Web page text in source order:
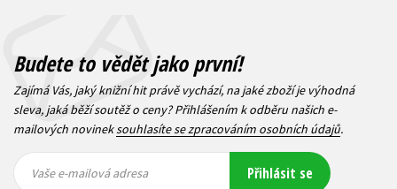
Budete to vědět jako první!
Zajímá Vás, jaký knižní hit právě vychází, na jaké zboží je výhodná
sleva, jaká běží soutěž o ceny? Přihlášením k odběru našich e-
mailových novineksouhlasíte se zpracováním osobních údajů.
mailová
mailová
Vaše e-mailová adresa Přihlásit se